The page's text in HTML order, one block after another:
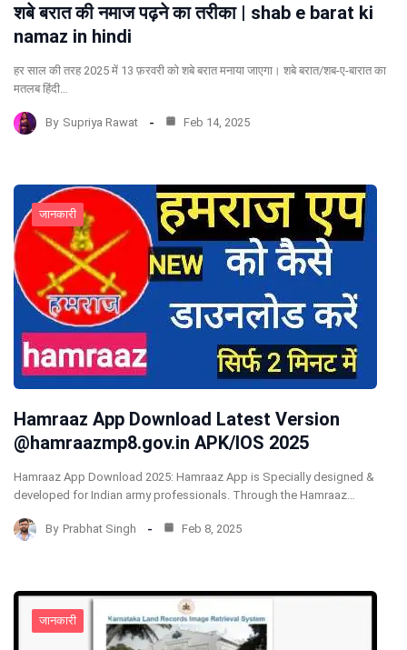
शबे बरात की नमाज पढ़ने का तरीका | shab e barat ki
namaz in hindi
हर साल की तरह 2025 में 13 फ़रवरी को शबे बरात मनाया जाएगा। शबे बरात/शब-ए-बारात का
मतलब हिंदी…
By Supriya Rawat Feb 14, 2025
जानकारी
Hamraaz App Download Latest Version
@hamraazmp8.gov.in APK/IOS 2025
Hamraaz App Download 2025: Hamraaz App is Specially designed &
developed for Indian army professionals. Through the Hamraaz…
By Prabhat Singh Feb 8, 2025
जानकारी